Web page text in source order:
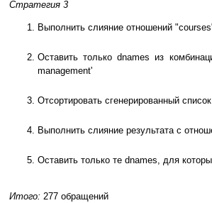
Стратегия 3
Выполнить слияние отношений
Оставить только dnames из
management'
Отсортировать сгенерированный
Выполнить слияние результата с
Оставить только те dnames, для
Итого: 277 обращений